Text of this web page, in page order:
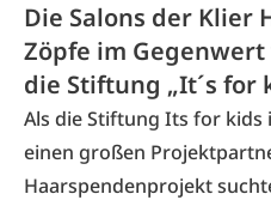
Die Salons der Klier
Zöpfe im Gegenwert
die Stiftung „It´s for
Als die Stiftung Its for kids
einen großen
Haarspendenprojekt